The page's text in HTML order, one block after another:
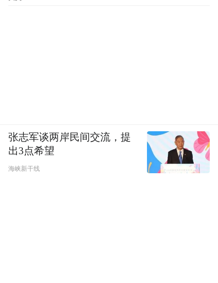
张志军谈两岸民间交流，提
出3点希望
海峡新干线